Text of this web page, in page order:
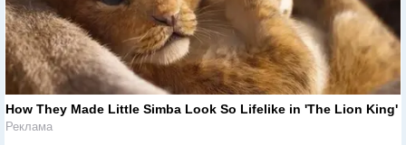
How They Made Little Simba Look So Lifelike in 'The Lion King'
Реклама